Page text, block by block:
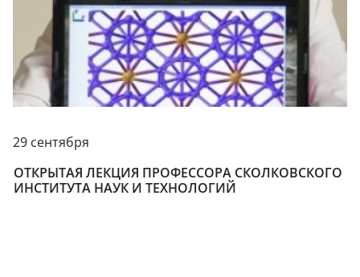
29 сентября
ОТКРЫТАЯ ЛЕКЦИЯ ПРОФЕССОРА СКОЛКОВСКОГО
ИНСТИТУТА НАУК И ТЕХНОЛОГИЙ